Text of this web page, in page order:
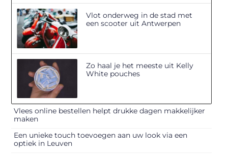
Vlot onderweg in de stad met
een scooter uit Antwerpen
Zo haal je het meeste uit Kelly
White pouches
Vlees online bestellen helpt drukke dagen makkelijker
maken
Een unieke touch toevoegen aan uw look via een
optiek in Leuven